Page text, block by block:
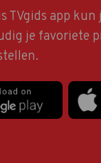
TVgids app
je favoriete